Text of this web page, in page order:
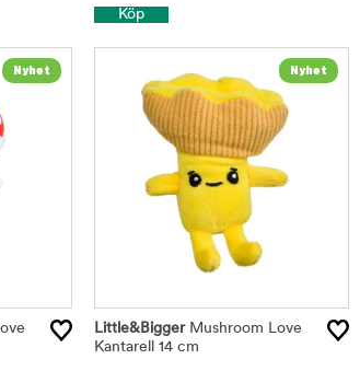
Köp
Little&BiggerMushroom Love
Kantarell 14 cm